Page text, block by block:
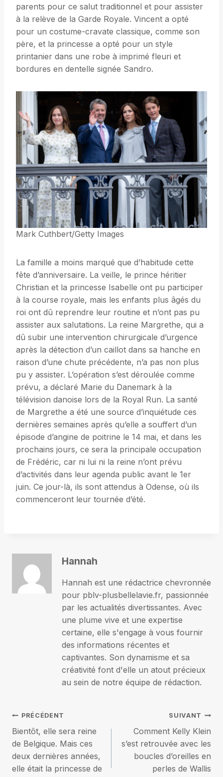
parents pour ce salut traditionnel et pour assister
à la relève de la Garde Royale. Vincent a opté
pour un costume-cravate classique, comme son
père, et la princesse a opté pour un style
printanier dans une robe à imprimé fleuri et
bordures en dentelle signée Sandro.
Mark Cuthbert/Getty Images
La famille a moins marqué que d’habitude cette
fête d’anniversaire. La veille, le prince héritier
Christian et la princesse Isabelle ont pu participer
à la course royale, mais les enfants plus âgés du
roi ont dû reprendre leur routine et n’ont pas pu
assister aux salutations. La reine Margrethe, qui a
dû subir une intervention chirurgicale d’urgence
après la détection d’un caillot dans sa hanche en
raison d’une chute précédente, n’a pas non plus
pu y assister. L’opération s’est déroulée comme
prévu, a déclaré Marie du Danemark à la
télévision danoise lors de la Royal Run. La santé
de Margrethe a été une source d’inquiétude ces
dernières semaines après qu’elle a souffert d’un
épisode d’angine de poitrine le 14 mai, et dans les
prochains jours, ce sera la principale occupation
de Frédéric, car ni lui ni la reine n’ont prévu
d’activités dans leur agenda public avant le 1er
juin. Ce jour-là, ils sont attendus à Odense, où ils
commenceront leur tournée d’été.
Hannah
Hannah est une rédactrice chevronnée
pour pblv-plusbellelavie.fr, passionnée
par les actualités divertissantes. Avec
une plume vive et une expertise
certaine, elle s'engage à vous fournir
des informations récentes et
captivantes. Son dynamisme et sa
créativité font d'elle un atout précieux
au sein de notre équipe de rédaction.
Navigation
de
l’article
PRÉCÉDENT
Bientôt, elle sera reine
de Belgique. Mais ces
deux dernières années,
elle était la princesse de
SUIVANT
Comment Kelly Klein
s’est retrouvée avec les
boucles d’oreilles en
perles de Wallis